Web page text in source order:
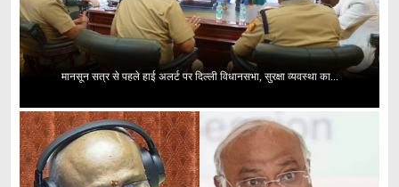
मानसून सत्र से पहले हाई अलर्ट पर दिल्ली विधानसभा, सुरक्षा व्यवस्था का...